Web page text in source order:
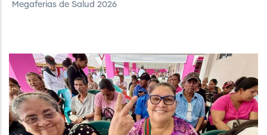
Megaferias de Salud 2026